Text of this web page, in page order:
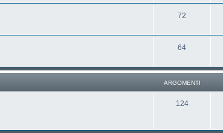
72
64
ARGOMENTI
124